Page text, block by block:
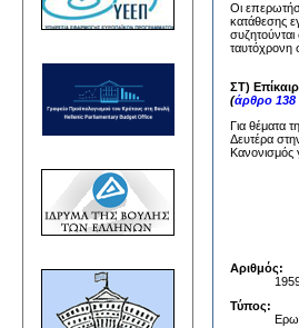
Οι
κατάθεσης
ταυτόχρονη
ΣΤ)
(άρθρο 138
Για θέματα
Δευτέρα
Κανονισμός
Αριθμός:
Τύπος: